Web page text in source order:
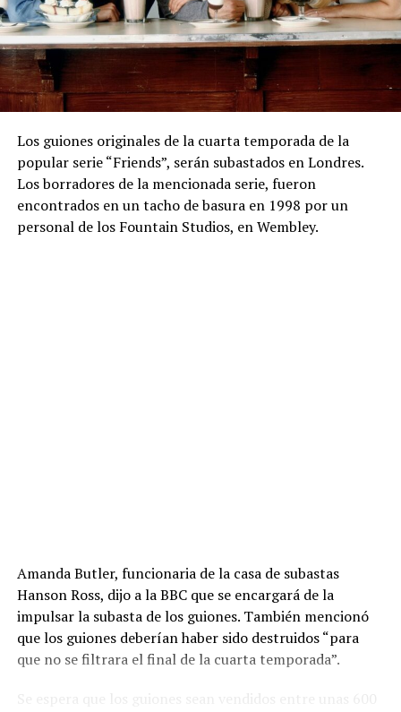
Los guiones originales de la cuarta temporada de la
popular serie “Friends”, serán subastados en Londres.
Los borradores de la mencionada serie, fueron
encontrados en un tacho de basura en 1998 por un
personal de los Fountain Studios, en Wembley.
Amanda Butler, funcionaria de la casa de subastas
Hanson Ross, dijo a la BBC que se encargará de la
impulsar la subasta de los guiones. También mencionó
que los guiones deberían haber sido destruidos “para
que no se filtrara el final de la cuarta temporada”.